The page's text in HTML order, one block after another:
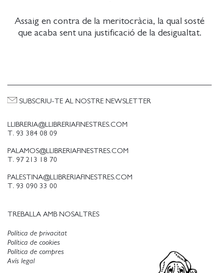
Assaig en contra de la meritocràcia, la qual sosté
que acaba sent una justificació de la desigualtat.
LLIBRERIA@LLIBRERIAFINESTRES.COM
T. 93 384 08 09
PALAMOS@LLIBRERIAFINESTRES.COM
T. 97 213 18 70
PALESTINA@LLIBRERIAFINESTRES.COM
T. 93 090 33 00
TREBALLA AMB NOSALTRES
SUBSCRIU-TE AL NOSTRE NEWSLETTER
Política de privacitat
Política de cookies
Avís legal
Política de compres